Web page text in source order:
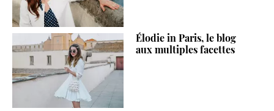
Élodie in Paris, le blog
aux multiples facettes